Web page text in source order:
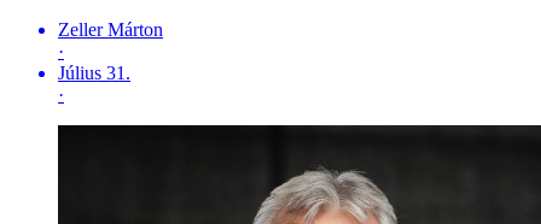
Zeller Márton
·
Július 31.
·